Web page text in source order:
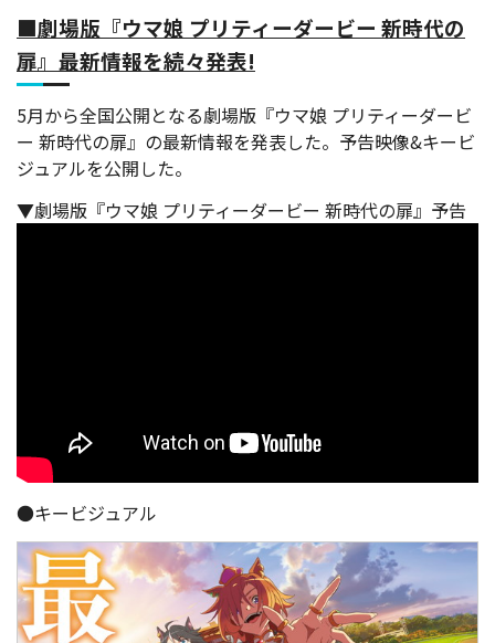
■劇場版『ウマ娘 プリティーダービー 新時代の
扉』最新情報を続々発表!
5月から全国公開となる劇場版『ウマ娘 プリティーダービ
ー 新時代の扉』の最新情報を発表した。予告映像&キービ
ジュアルを公開した。
▼劇場版『ウマ娘 プリティーダービー 新時代の扉』予告
●キービジュアル